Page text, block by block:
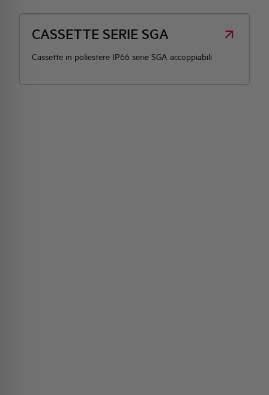
CASSETTE SERIE SGA
Cassette in poliestere IP66 serie SGA accoppiabili
ATTIVITÀ E MERCATI
IMPEGNO SOCIALE